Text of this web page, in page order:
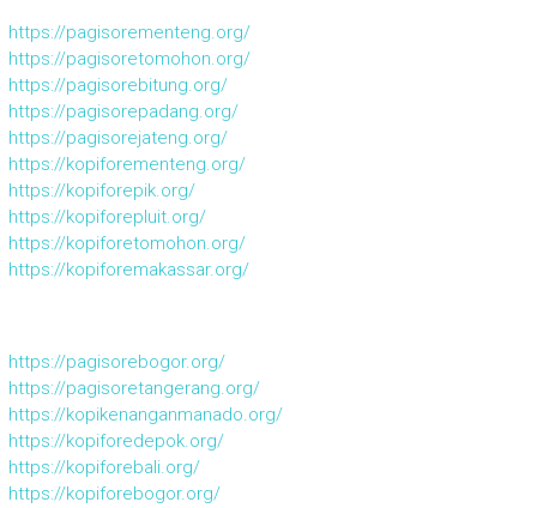
https://pagisorementeng.org/
https://pagisoretomohon.org/
https://pagisorebitung.org/
https://pagisorepadang.org/
https://pagisorejateng.org/
https://kopiforementeng.org/
https://kopiforepik.org/
https://kopiforepluit.org/
https://kopiforetomohon.org/
https://kopiforemakassar.org/
https://pagisorebogor.org/
https://pagisoretangerang.org/
https://kopikenanganmanado.org/
https://kopiforedepok.org/
https://kopiforebali.org/
https://kopiforebogor.org/